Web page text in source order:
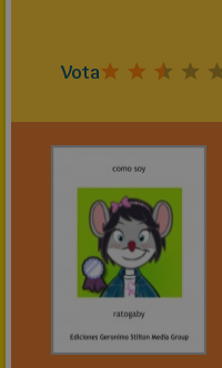
Vota